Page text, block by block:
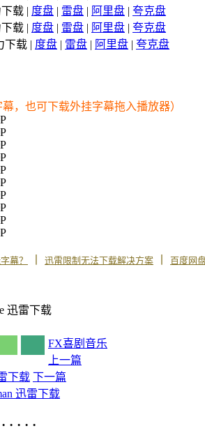
载 | 度盘 | 雷盘 | 阿里盘 | 夸克盘
载 | 度盘 | 雷盘 | 阿里盘 | 夸克盘
下载 | 度盘 | 雷盘 | 阿里盘 | 夸克盘
，也可下载外挂字幕拖入播放器）
幕？ 迅雷限制无法下载解决方案 百度网
FX喜剧 音乐
上一篇
下载 下一篇
迅雷下载
· · ·